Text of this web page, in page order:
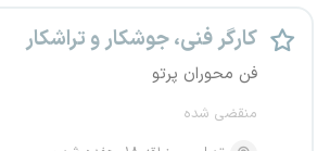
کارگر فنی، جوشکار و تراشکار
فن محوران پرتو
منقضی شده